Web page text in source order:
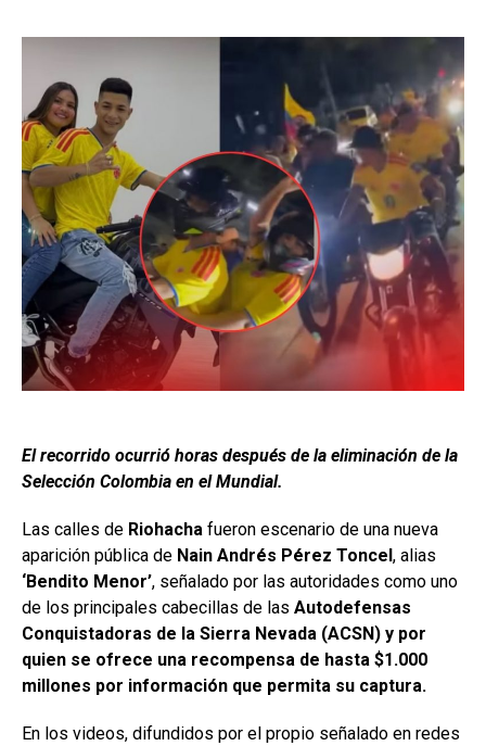
El recorrido ocurrió horas después de la eliminación de la
Selección Colombia en el Mundial.
Las calles de Riohacha fueron escenario de una nueva
aparición pública de Nain Andrés Pérez Toncel , alias
‘Bendito Menor’, señalado por las autoridades como uno
de los principales cabecillas de las Autodefensas
Conquistadoras de la Sierra Nevada (ACSN) y por
quien se ofrece una recompensa de hasta $1.000
millones por información que permita su captura.
En los videos, difundidos por el propio señalado en redes